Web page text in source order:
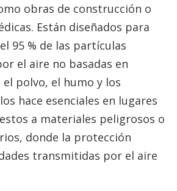
obras de construcción o
Están diseñados para
95 % de las partículas
el aire no basadas en
polvo, el humo y los
hace esenciales en lugares
a materiales peligrosos o
donde la protección
transmitidas por el aire